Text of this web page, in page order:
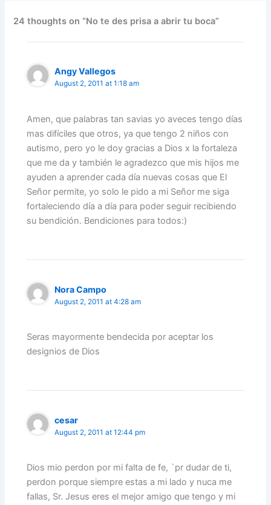
o
o
k
n p
p
m
24 thoughts on “No te des prisa a abrir tu boca”
Angy Vallegos
August 2, 2011 at 1:18 am
Amen, que palabras tan savias yo aveces tengo días
mas difíciles que otros, ya que tengo 2 niños con
autismo, pero yo le doy gracias a Dios x la fortaleza
que me da y también le agradezco que mis hijos me
ayuden a aprender cada día nuevas cosas que El
Señor permite, yo solo le pido a mi Señor me siga
fortaleciendo día a día para poder seguir recibiendo
su bendición. Bendiciones para todos:)
Nora Campo
August 2, 2011 at 4:28 am
Seras mayormente bendecida por aceptar los
designios de Dios
cesar
August 2, 2011 at 12:44 pm
Dios mio perdon por mi falta de fe, `pr dudar de ti,
perdon porque siempre estas a mi lado y nuca me
fallas, Sr. Jesus eres el mejor amigo que tengo y mi